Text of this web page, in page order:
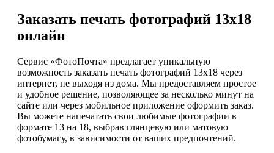
Заказать печать фотографий 13х18
онлайн
Сервис «ФотоПочта» предлагает уникальную
возможность заказать печать фотографий 13х18 через
интернет, не выходя из дома. Мы предоставляем простое
и удобное решение, позволяющее за несколько минут на
сайте или через мобильное приложение оформить заказ.
Вы можете напечатать свои любимые фотографии в
формате 13 на 18, выбрав глянцевую или матовую
фотобумагу, в зависимости от ваших предпочтений.